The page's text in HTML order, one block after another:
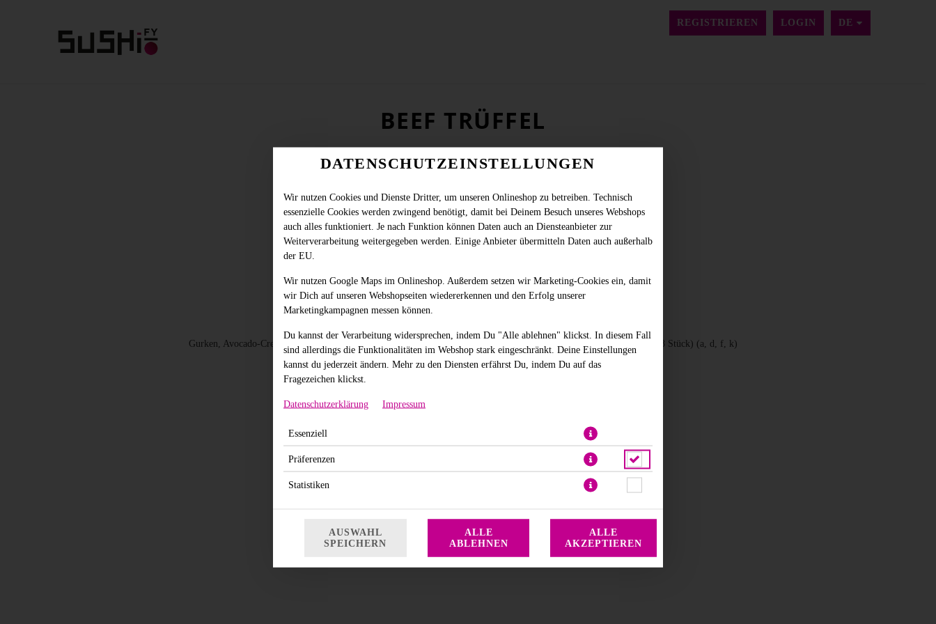
REGISTRIEREN LOGIN DE
SPRACHE
BEEF TRÜFFEL
Gurken, Avocado-Creme, gebackene Garnele, flambiertes Rinderfilet, Trüffel-Ponzu-Mayonnaise und frischer Trüffel (8 Stück) (a, d, f, k)
* Die Preise können nach Auswahl des Stores variieren.
DATENSCHUTZEINSTELLUNGEN
Wir nutzen Cookies und Dienste Dritter, um unseren Onlineshop zu betreiben. Technisch
essenzielle Cookies werden zwingend benötigt, damit bei Deinem Besuch unseres Webshops
auch alles funktioniert. Je nach Funktion können Daten auch an Diensteanbieter zur
Weiterverarbeitung weitergegeben werden. Einige Anbieter übermitteln Daten auch außerhalb
der EU.
Wir nutzen Google Maps im Onlineshop. Außerdem setzen wir Marketing-Cookies ein, damit
wir Dich auf unseren Webshopseiten wiedererkennen und den Erfolg unserer
Marketingkampagnen messen können.
Du kannst der Verarbeitung widersprechen, indem Du "Alle ablehnen" klickst. In diesem Fall
sind allerdings die Funktionalitäten im Webshop stark eingeschränkt. Deine Einstellungen
kannst du jederzeit ändern. Mehr zu den Diensten erfährst Du, indem Du auf das
Fragezeichen klickst.
Datenschutzerklärung Impressum
Essenziell
Präferenzen
Statistiken
AUSWAHL
SPEICHERN
ALLE
ABLEHNEN
ALLE
AKZEPTIEREN